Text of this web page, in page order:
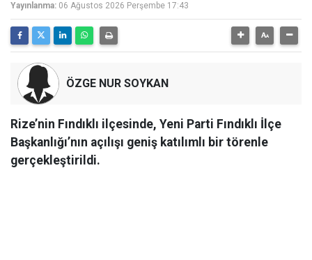
Yayınlanma: 06 Ağustos 2026 Perşembe 17:43
ÖZGE NUR SOYKAN
Rize’nin Fındıklı ilçesinde, Yeni Parti Fındıklı İlçe
Başkanlığı’nın açılışı geniş katılımlı bir törenle
gerçekleştirildi.